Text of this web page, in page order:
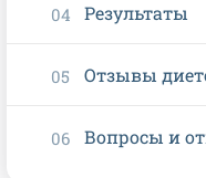
Результаты
Отзывы
Вопросы и